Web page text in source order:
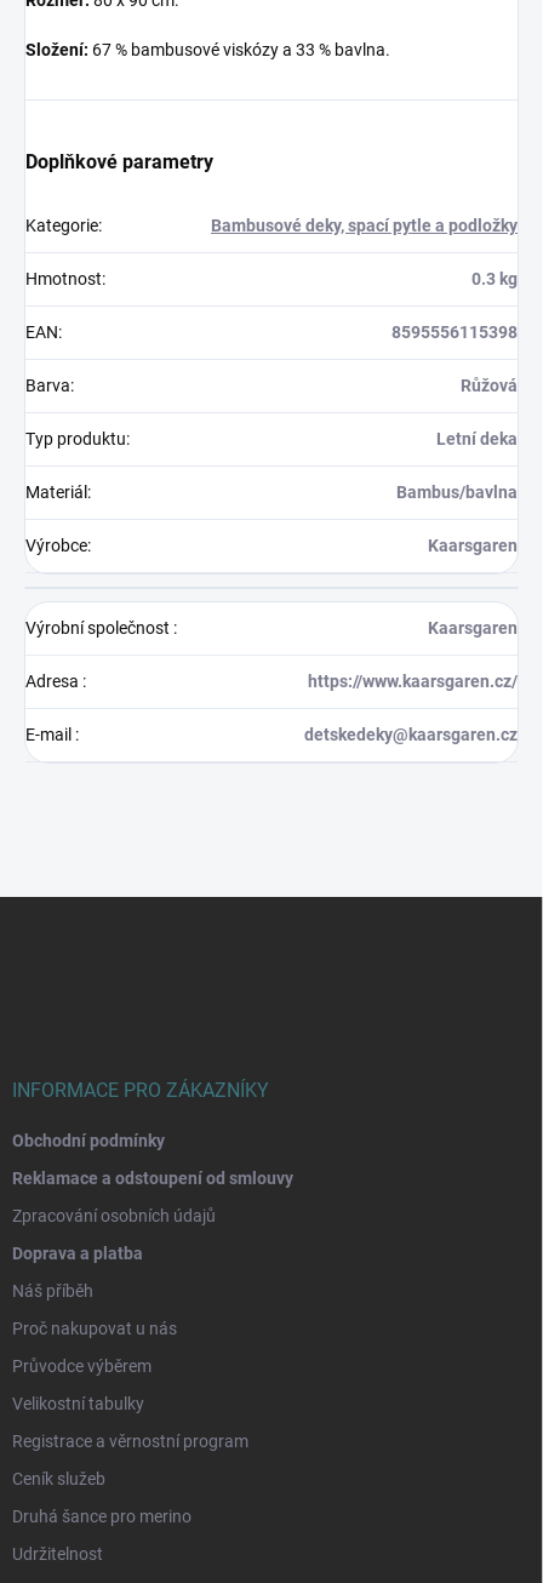
Složení: 67 % bambusové viskózy a 33 % bavlna.
Doplňkové parametry
Kategorie: Bambusové deky, spací pytle a podložky
Hmotnost: 0.3 kg
EAN: 8595556115398
Barva: Růžová
Typ produktu: Letní deka
Materiál : Bambus/bavlna
Výrobce: Kaarsgaren
Výrobní společnost : Kaarsgaren
Adresa : https://www.kaarsgaren.cz/
E-mail : detskedeky@kaarsgaren.cz
INFORMACE PRO ZÁKAZNÍKY
Obchodní podmínky
Reklamace a odstoupení od smlouvy
Zpracování osobních údajů
Doprava a platba
Náš příběh
Proč nakupovat u nás
Průvodce výběrem
Velikostní tabulky
Registrace a věrnostní program
Ceník služeb
Druhá šance pro merino
Udržitelnost